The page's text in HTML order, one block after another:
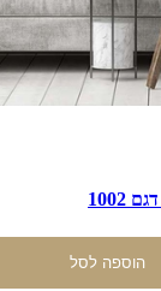
הוספה לסל